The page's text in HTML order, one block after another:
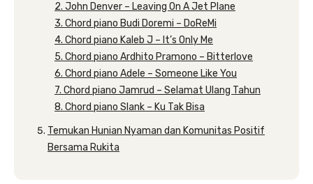
2. John Denver – Leaving On A Jet Plane
3. Chord piano Budi Doremi – DoReMi
4. Chord piano Kaleb J – It’s Only Me
5. Chord piano Ardhito Pramono – Bitterlove
6. Chord piano Adele – Someone Like You
7. Chord piano Jamrud – Selamat Ulang Tahun
8. Chord piano Slank – Ku Tak Bisa
Temukan Hunian Nyaman dan Komunitas Positif
Bersama Rukita